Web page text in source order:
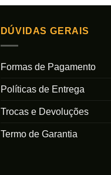
DÚVIDAS GERAIS
Formas de Pagamento
Políticas de Entrega
Trocas e Devoluções
Termo de Garantia